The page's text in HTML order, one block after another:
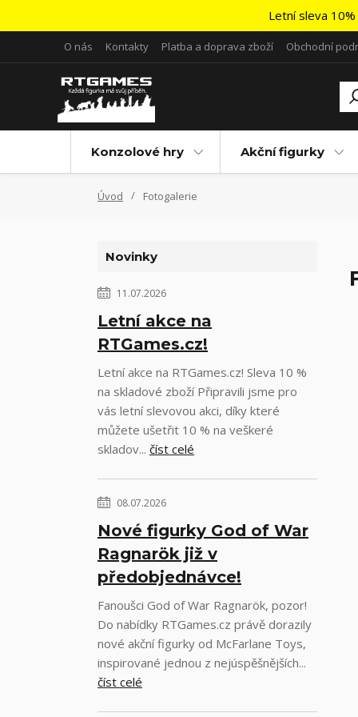
Letní sleva
O nás Kontakty Platba a doprava zboží Obchodní
Konzolové hry Akční figurky
Úvod Fotogalerie
Novinky
11.07.2026
Letní akce na
RTGames.cz!
Letní akce na RTGames.cz! Sleva 10 %
na skladové zboží Připravili jsme pro
vás letní slevovou akci, díky které
můžete ušetřit 10 % na veškeré
skladov... číst celé
08.07.2026
Nové figurky God of War
Ragnarök již v
předobjednávce!
Fanoušci God of War Ragnarök, pozor!
Do nabídky RTGames.cz právě dorazily
nové akční figurky od McFarlane Toys,
inspirované jednou z nejúspěšnějších...
číst celé